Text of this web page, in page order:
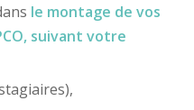
le montage de vos
, suivant votre